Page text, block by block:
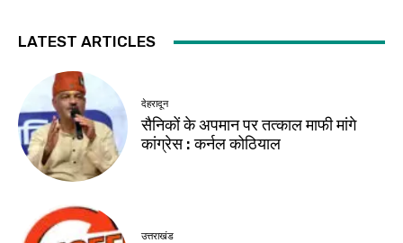
LATEST ARTICLES
देहरादून
सैनिकों के अपमान पर तत्काल माफी मांगे
कांग्रेस : कर्नल कोठियाल
उत्तराखंड